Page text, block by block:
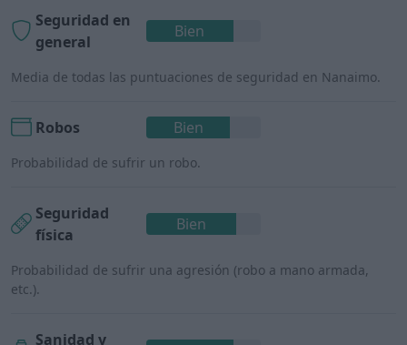
Seguridad en
general
Bien
Media de todas las puntuaciones de seguridad en Nanaimo.
Robos Bien
Probabilidad de sufrir un robo.
Seguridad
física
Bien
Probabilidad de sufrir una agresión (robo a mano armada,
etc.).
Sanidad y